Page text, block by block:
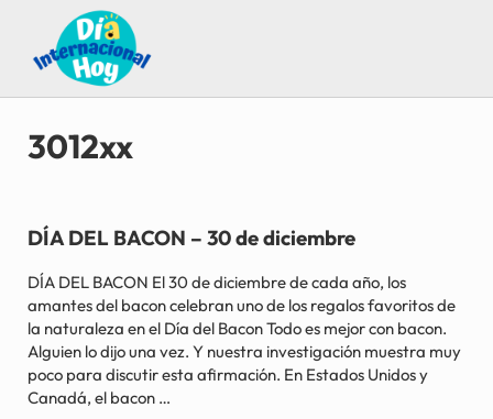
Saltar al contenido principal
Skip to after header navigation
Skip to site footer
Día Internacional Hoy
Guía para saber qué día internacional es hoy
3012xx
DÍA DEL BACON – 30 de diciembre
DÍA DEL BACON El 30 de diciembre de cada año, los
amantes del bacon celebran uno de los regalos favoritos de
la naturaleza en el Día del Bacon Todo es mejor con bacon.
Alguien lo dijo una vez. Y nuestra investigación muestra muy
poco para discutir esta afirmación. En Estados Unidos y
Canadá, el bacon …